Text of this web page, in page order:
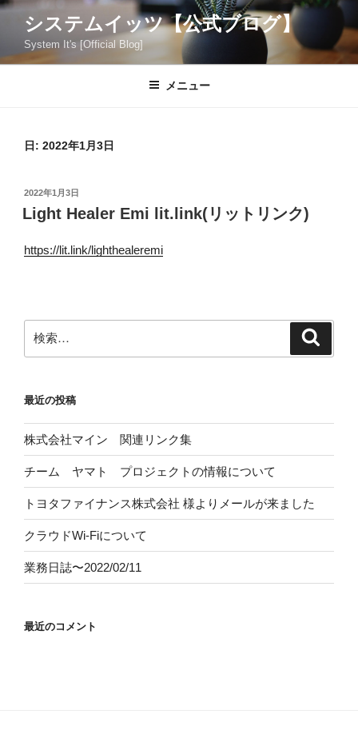
コ
ン
システムイッツ【公式ブログ】
System It's [Official Blog]
メニュー
日: 2022年1月3日
投
稿
日:
2022年1月3日
Light Healer Emi lit.link(リットリンク)
https://lit.link/lighthealeremi
索:
最近の投稿
株式会社マイン 関連リンク集
チーム ヤマト プロジェクトの情報について
トヨタファイナンス株式会社 様よりメールが来ました
クラウドWi-Fiについて
業務日誌〜2022/02/11
最近のコメント